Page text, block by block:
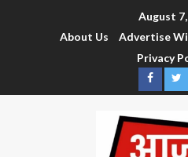
August
About Us
Advertise
Privacy